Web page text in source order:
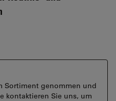
Sortiment genommen und
kontaktieren Sie uns, um